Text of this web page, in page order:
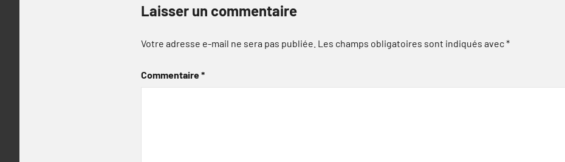
Laisser un commentaire
Votre adresse e-mail ne sera pas publiée. Les champs obligatoires sont indiqués avec*
Commentaire*